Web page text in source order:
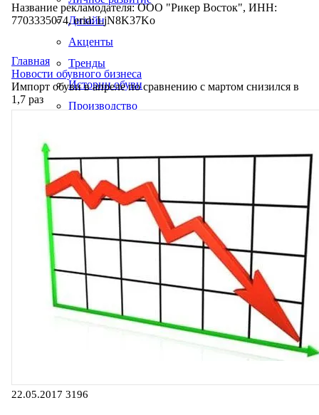
Дизайн
Акценты
Тренды
Истории обуви
Производство
Название рекламодателя: ООО "Рикер Восток", ИНН:
7703335074, erid: LjN8K37Ko
Главная
Новости обувного бизнеса
Импорт обуви в апреле по сравнению с мартом снизился в
1,7 раз
22.05.2017 3196